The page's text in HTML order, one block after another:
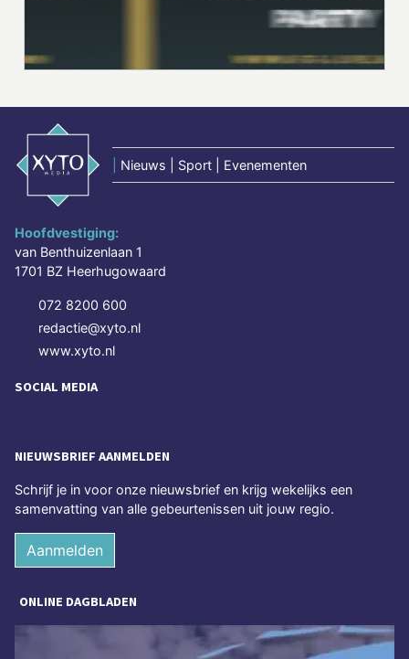
Nieuws | Sport | Evenementen
Hoofdvestiging:
van Benthuizenlaan 1
1701 BZ Heerhugowaard
072 8200 600
redactie@xyto.nl
www.xyto.nl
SOCIAL MEDIA
NIEUWSBRIEF AANMELDEN
Schrijf je in voor onze nieuwsbrief en krijg wekelijks een
samenvatting van alle gebeurtenissen uit jouw regio.
Aanmelden
ONLINE DAGBLADEN